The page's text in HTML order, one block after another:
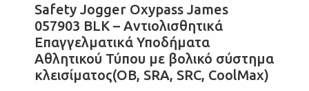
Safety Jogger Oxypass James
057903 BLK – Αντιολισθητικά
Επαγγελματικά Υποδήματα
Αθλητικού Τύπου με βολικό σύστημα
κλεισίματος(OB, SRA, SRC, CoolMax)